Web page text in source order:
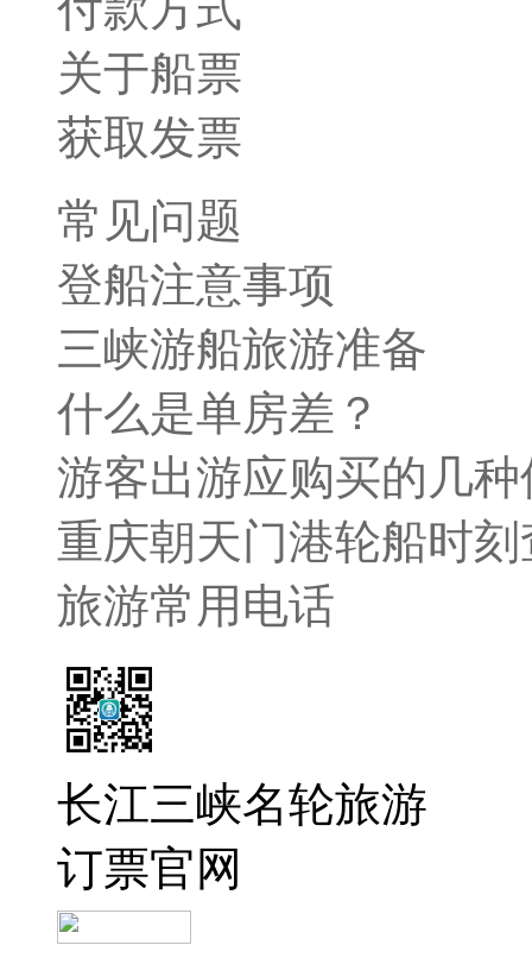
关于船票
获取发票
常见问题
登船注意事项
三峡游船旅游准备
什么是单房差？
游客出游应购买的几种
重庆朝天门港轮船时
旅游常用电话
长江三峡名轮旅游
订票官网